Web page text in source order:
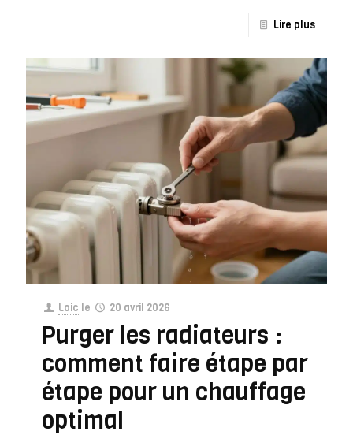
Lire plus
Loic le 20 avril 2026
Purger les radiateurs :
comment faire étape par
étape pour un chauffage
optimal